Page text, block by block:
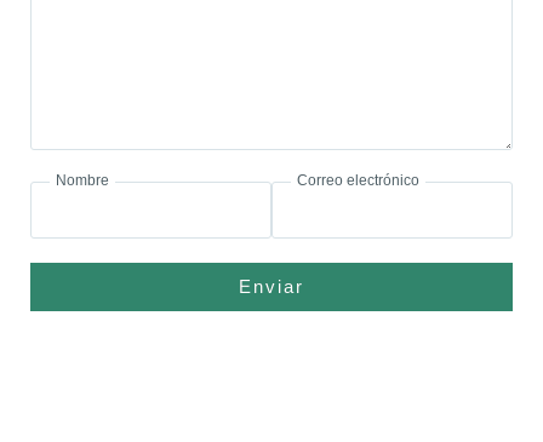
Nombre Correo electrónico
Enviar